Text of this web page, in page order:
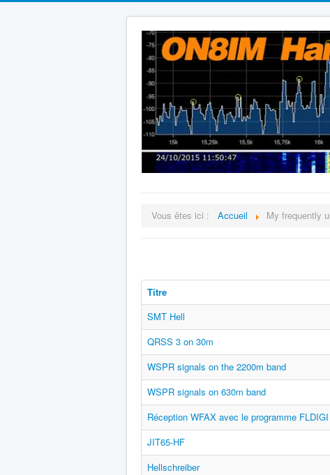
Vous êtes ici : Accueil My frequently
Titre
SMT Hell
QRSS 3 on 30m
WSPR signals on the 2200m band
WSPR signals on 630m band
Réception WFAX avec le programme FLDIGI
JIT65-HF
Hellschreiber